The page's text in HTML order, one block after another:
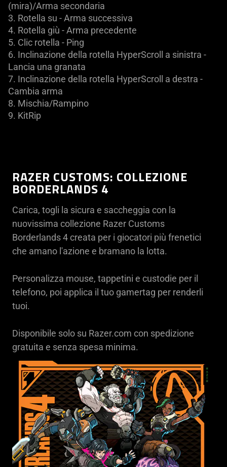
(mira)/Arma secondaria
3. Rotella su - Arma successiva
4. Rotella giù - Arma precedente
5. Clic rotella - Ping
6. Inclinazione della rotella HyperScroll a sinistra -
Lancia una granata
7. Inclinazione della rotella HyperScroll a destra -
Cambia arma
8. Mischia/Rampino
9. KitRip
RAZER CUSTOMS: COLLEZIONE
BORDERLANDS 4
Carica, togli la sicura e saccheggia con la
nuovissima collezione Razer Customs
Borderlands 4 creata per i giocatori più frenetici
che amano l'azione e bramano la lotta.
Personalizza mouse, tappetini e custodie per il
telefono, poi applica il tuo gamertag per renderli
tuoi.
Disponibile solo su Razer.com con spedizione
gratuita e senza spesa minima.